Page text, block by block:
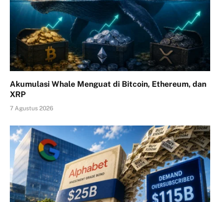
Akumulasi Whale Menguat di Bitcoin, Ethereum, dan
XRP
7 Agustus 2026